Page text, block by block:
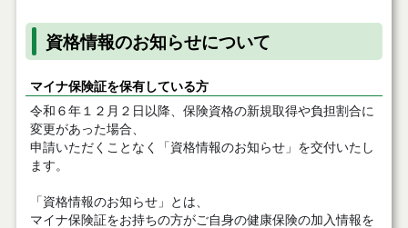
資格情報のお知らせについて
マイナ保険証を保有している方
令和６年１２月２日以降、保険資格の新規取得や負担割合に
変更があった場合、
申請いただくことなく「資格情報のお知らせ」を交付いたし
ます。
「資格情報のお知らせ」とは、
マイナ保険証をお持ちの方がご自身の健康保険の加入情報を